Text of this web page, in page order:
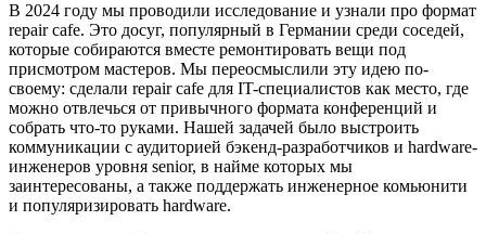
В 2024 году мы проводили исследование и узнали про формат
repair cafe. Это досуг, популярный в Германии среди соседей,
которые собираются вместе ремонтировать вещи под
присмотром мастеров. Мы переосмыслили эту идею по-
своему: сделали repair cafe для IT-специалистов как место, где
можно отвлечься от привычного формата конференций и
собрать что-то руками. Нашей задачей было выстроить
коммуникации с аудиторией бэкенд-разработчиков и hardware-
инженеров уровня senior, в найме которых мы
заинтересованы, а также поддержать инженерное комьюнити
и популяризировать hardware.